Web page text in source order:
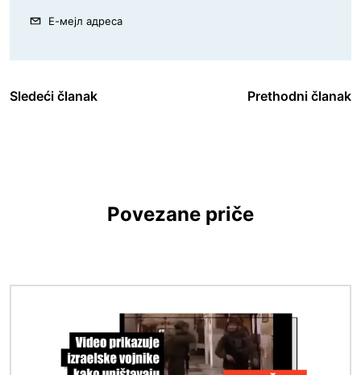
Е-мејл адреса
Sledeći članak Prethodni članak
Povezane priče